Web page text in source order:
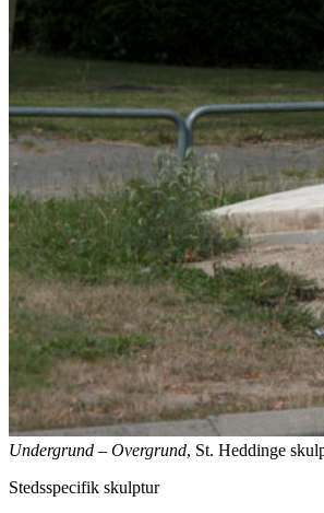
Undergrund – Overgrund, St. Heddinge
Stedsspecifik skulptur